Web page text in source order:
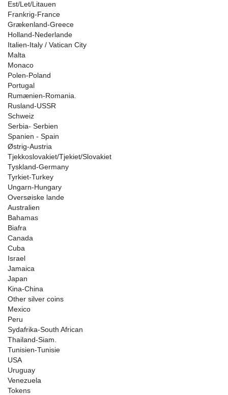
Est/Let/Litauen
Frankrig-France
Grækenland-Greece
Holland-Nederlande
Italien-Italy / Vatican City
Malta
Monaco
Polen-Poland
Portugal
Rumænien-Romania.
Rusland-USSR
Schweiz
Serbia- Serbien
Spanien - Spain
Østrig-Austria
Tjekkoslovakiet/Tjekiet/Slovakiet
Tyskland-Germany
Tyrkiet-Turkey
Ungarn-Hungary
Oversøiske lande
Australien
Bahamas
Biafra
Canada
Cuba
Israel
Jamaica
Japan
Kina-China
Other silver coins
Mexico
Peru
Sydafrika-South African
Thailand-Siam.
Tunisien-Tunisie
USA
Uruguay
Venezuela
Tokens